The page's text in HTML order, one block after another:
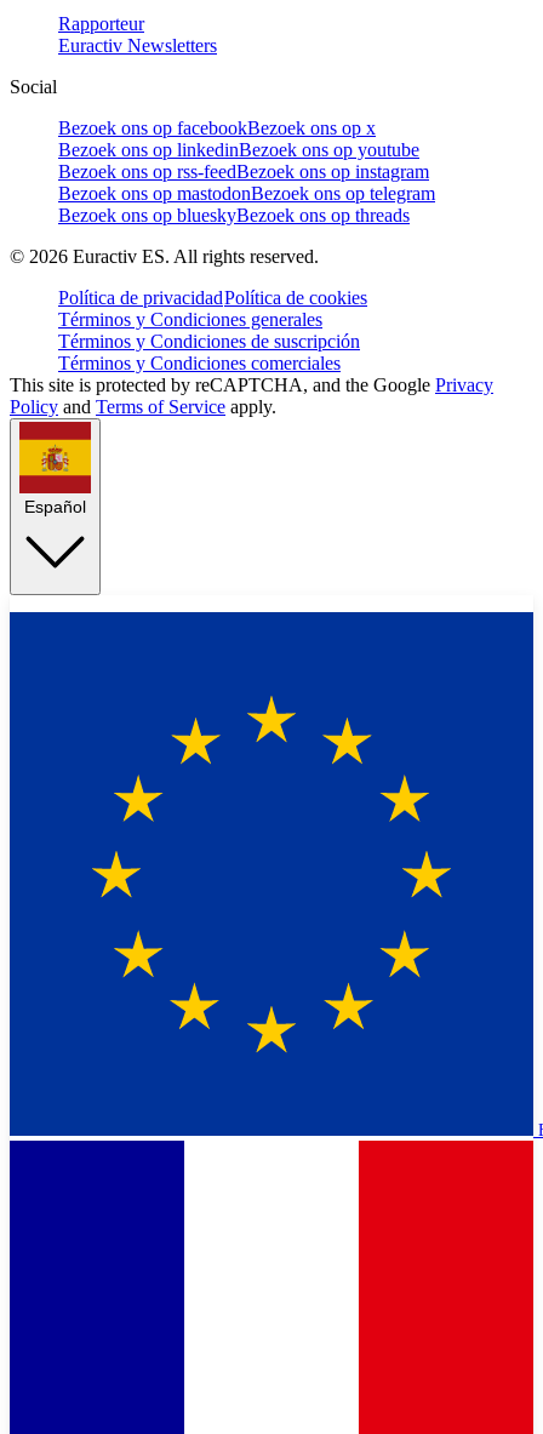
Rapporteur
Euractiv Newsletters
Social
Bezoek ons op facebookBezoek ons op x
Bezoek ons op linkedinBezoek ons op youtube
Bezoek ons op rss-feedBezoek ons op instagram
Bezoek ons op mastodonBezoek ons op telegram
Bezoek ons op blueskyBezoek ons op threads
© 2026 Euractiv ES. All rights reserved.
Política de privacidadPolítica de cookies
Términos y Condiciones generales
Términos y Condiciones de suscripción
Términos y Condiciones comerciales
This site is protected by reCAPTCHA, and the Google Privacy
Policy and Terms of Service apply.
Español